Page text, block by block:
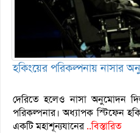
হকিংয়ের পরিকল্পনায় নাসার
দেরিতে হলেও নাসা অনুমোদন
পরিকল্পনার। অধ্যাপক স্টিফেন
একটি মহাশূন্যযানের..বিস্তারিত